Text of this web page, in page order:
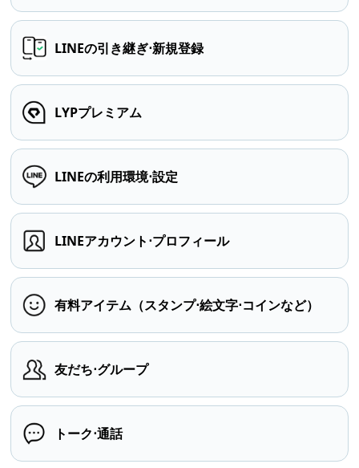
LINEの引き継ぎ⋅新規登録
LYPプレミアム
LINEの利用環境⋅設定
LINEアカウント⋅プロフィール
有料アイテム（スタンプ⋅絵文字⋅コインなど）
友だち⋅グループ
トーク⋅通話